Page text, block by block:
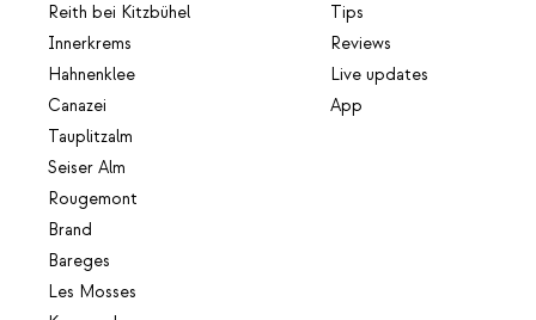
Reith bei Kitzbühel
Innerkrems
Hahnenklee
Canazei
Tauplitzalm
Seiser Alm
Rougemont
Brand
Bareges
Les Mosses
Tips
Reviews
Live updates
App